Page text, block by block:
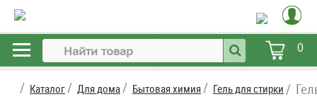
0
Каталог Для дома Бытовая химия Гель для стирки